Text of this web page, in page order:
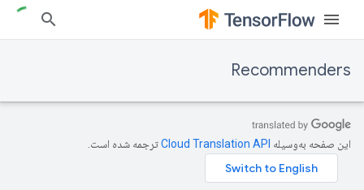
Recommenders
این صفحه به‌وسیله ترجمه شده است.